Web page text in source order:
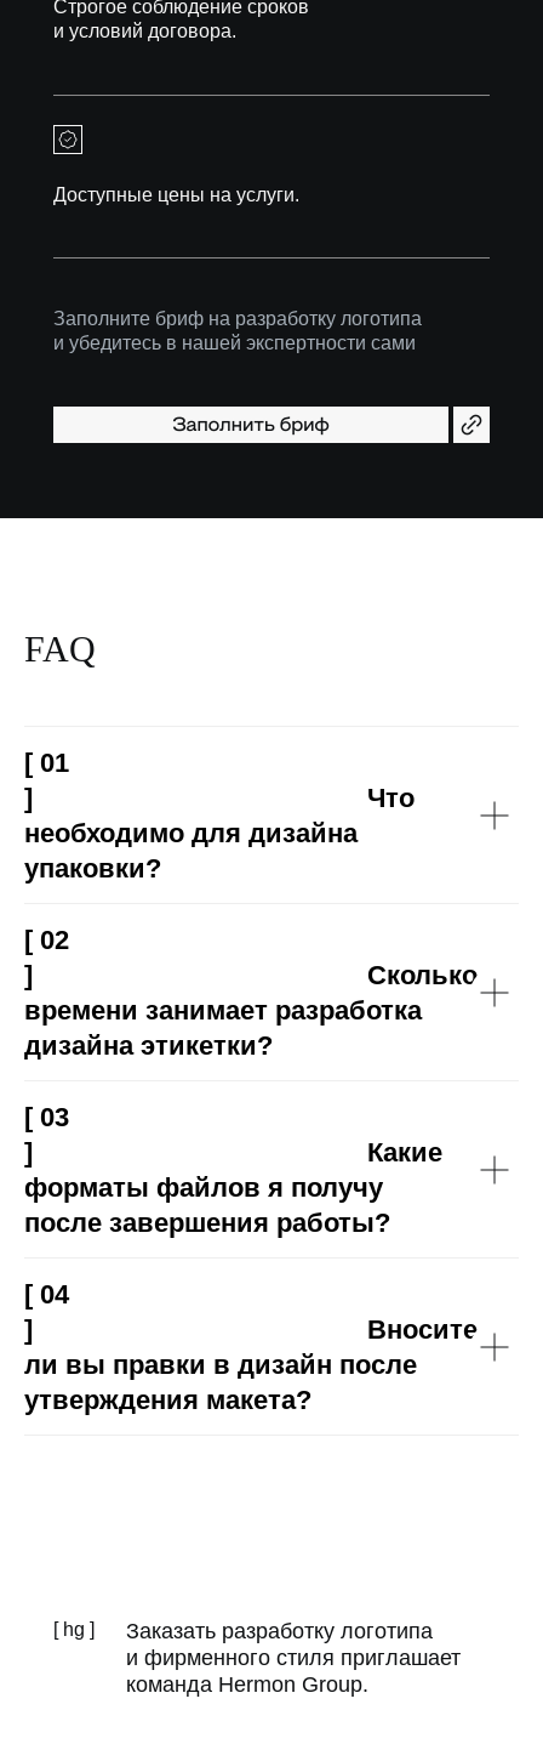
Строгое соблюдение сроков
и условий договора.
Заполните бриф на разработку логотипа
и убедитесь в нашей экспертности сами
Доступные цены на услуги.
FAQ
[ 01
] Что
необходимо для дизайна
упаковки?
[ 02
] Сколько
времени занимает разработка
дизайна этикетки?
[ 03
] Какие
форматы файлов я получу
после завершения работы?
[ 04
] Вносите
ли вы правки в дизайн после
утверждения макета?
[ hg ]
Заказать разработку логотипа
и фирменного стиля приглашает
команда Hermon Group.